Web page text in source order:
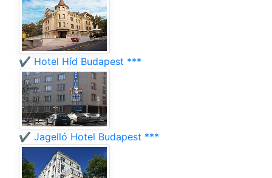
✔️ Hotel Híd Budapest ***
✔️ Jagelló Hotel Budapest ***